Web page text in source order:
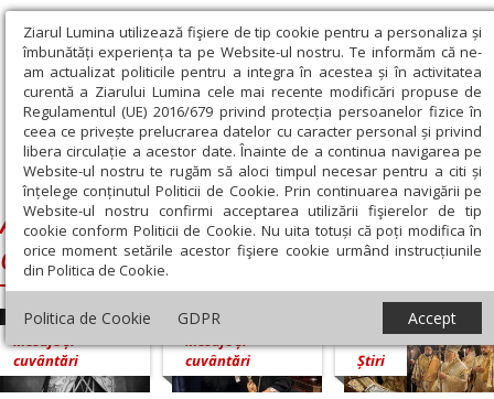
Ziarul Lumina utilizează fişiere de tip cookie pentru a personaliza și
îmbunătăți experiența ta pe Website-ul nostru. Te informăm că ne-
am actualizat politicile pentru a integra în acestea și în activitatea
curentă a Ziarului Lumina cele mai recente modificări propuse de
Regulamentul (UE) 2016/679 privind protecția persoanelor fizice în
ceea ce privește prelucrarea datelor cu caracter personal și privind
libera circulație a acestor date. Înainte de a continua navigarea pe
Website-ul nostru te rugăm să aloci timpul necesar pentru a citi și
înțelege conținutul Politicii de Cookie. Prin continuarea navigării pe
Website-ul nostru confirmi acceptarea utilizării fişierelor de tip
cookie conform Politicii de Cookie. Nu uita totuși că poți modifica în
orice moment setările acestor fişiere cookie urmând instrucțiunile
din Politica de Cookie.
Politica de Cookie GDPR Accept
Ziarul Lumina › Arhiepiscopul Hrisostom al II-lea al Ciprului
Arhiepiscopul Hrisostom al II-lea al
Ciprului
Mesaje și
cuvântări
Mesaje și
cuvântări
Știri